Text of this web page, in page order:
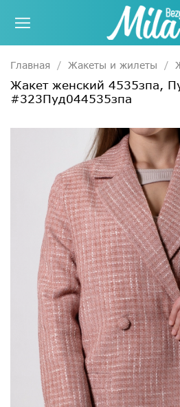
Главная Жакеты и жилеты
Жакет женский 4535зпа,
#323Пуд044535зпа